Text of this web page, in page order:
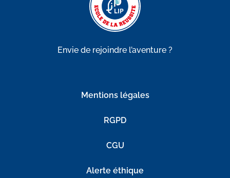
Envie de rejoindre l’aventure ?
Mentions légales
RGPD
CGU
Alerte éthique